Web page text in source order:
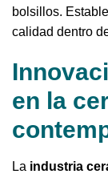
bolsillos.
calidad dentro
en la
La industria